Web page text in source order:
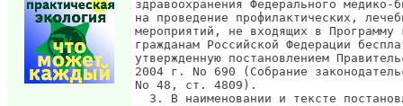
здравоохранения Федерального
на проведение профилактических,
мероприятий, не входящих в Программу
гражданам Российской Федерации
утвержденную постановлением
2004 г. No 690 (Собрание
No 48, ст. 4809).
3. В наименовании и тексте